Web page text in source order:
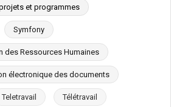
et programmes
Symfony
des Ressources Humaines
électronique des documents
Teletravail Télétravail